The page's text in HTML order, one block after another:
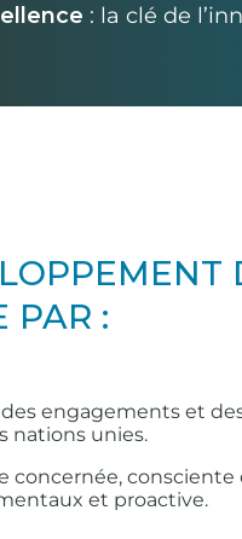
: la clé de
PAR :
engagements et
nations unies.
concernée, consciente
et proactive.